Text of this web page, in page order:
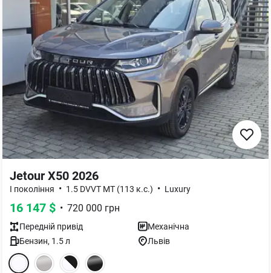
Jetour X50 2026
I покоління • 1.5 DVVT MT (113 к.с.) • Luxury
16 147 $ • 720 000 грн
Передній привід
Механічна
Бензин, 1.5л Львів